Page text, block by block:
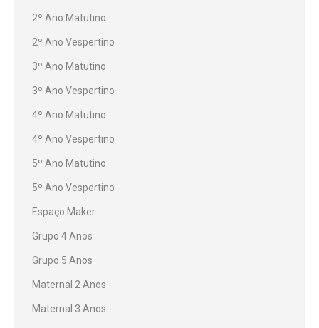
2º Ano Matutino
2º Ano Vespertino
3º Ano Matutino
3º Ano Vespertino
4º Ano Matutino
4º Ano Vespertino
5º Ano Matutino
5º Ano Vespertino
Espaço Maker
Grupo 4 Anos
Grupo 5 Anos
Maternal 2 Anos
Maternal 3 Anos